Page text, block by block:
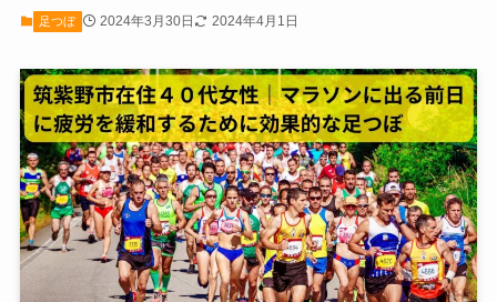
足つぼ 2024年3月30日 2024年4月1日